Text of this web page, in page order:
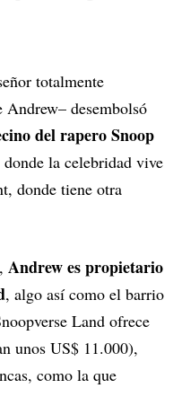
totalmente
desembolsó
del rapero Snoop
la celebridad vive
donde tiene otra
Andrew es propietario
, algo así como el barrio
Land ofrece
unos US$ 11.000),
como la que